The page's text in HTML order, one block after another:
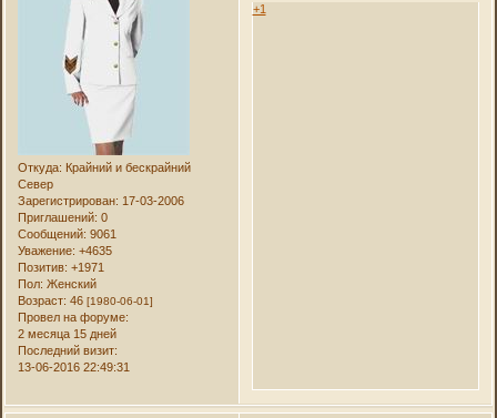
Откуда: Крайний и бескрайний
Север
Зарегистрирован: 17-03-2006
Приглашений: 0
Сообщений: 9061
Уважение: +4635
Позитив: +1971
Пол: Женский
Возраст: 46[1980-06-01]
Провел на форуме:
2 месяца 15 дней
Последний визит:
13-06-2016 22:49:31
+1